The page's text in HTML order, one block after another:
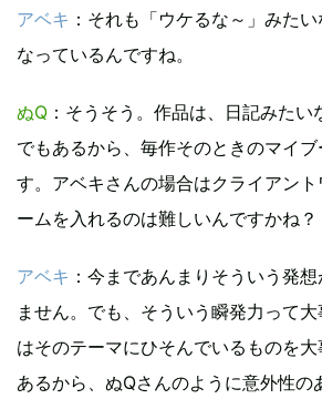
アベキ ：それも「ウケるな～」みた
なっているんですね。
ぬQ ：そうそう。作品は、日記みた
でもあるから、毎作そのときのマイ
す。アベキさんの場合はクライアン
ームを入れるのは難しいんですかね？
アベキ ：今まであんまりそういう発
ません。でも、そういう瞬発力って
はそのテーマにひそんでいるものを
あるから、ぬQさんのように意外性の